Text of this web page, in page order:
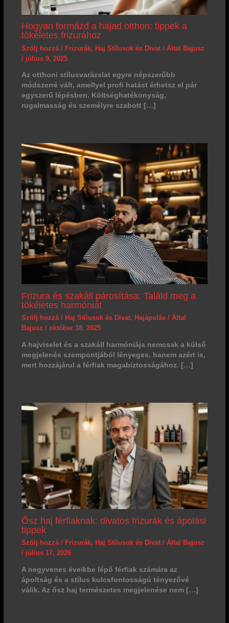
Hogyan formázd a hajad otthon: tippek a
tökéletes frizurához
Szólj hozzá / Frizurák, Haj Stílusok és Divat/ Által Bajusz
/ július 9, 2025
Az otthoni stílusvarázslat egyre népszerűbb
módszerré vált, amellyel profi hatást érhetsz el pár
egyszerű lépésben. Költséghatékonyság,
rugalmasság és személyre szabott […]
Frizura és szakáll párosítása: Találd meg a
tökéletes harmóniát
Szólj hozzá / Haj Stílusok és Divat, Hajápolás/ Által
Bajusz / október 18, 2025
A hajviselet és a szakáll harmóniája nemcsak a külső
megjelenés szempontjából lényeges, hanem azért is,
mert hozzájárul a férfiak magabiztosságához. […]
Ősz haj férfiaknak: divatos frizurák és ápolási
tippek
Szólj hozzá / Frizurák, Haj Stílusok és Divat/ Által Bajusz
/ július 17, 2026
A negyvenes éveikbe lépő férfiak számára az
ápoltság és a stílus kulcsfontosságú tényezővé
válik. Az ősz haj természetes megjelenése nem […]